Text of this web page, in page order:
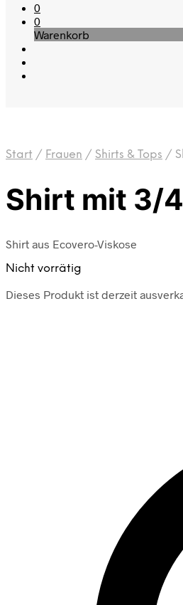
0
0
Warenkorb
Start / Frauen / Shirts & Tops /
Shirt mit 3/
Shirt aus Ecovero-Viskose
Nicht vorrätig
Dieses Produkt ist derzeit